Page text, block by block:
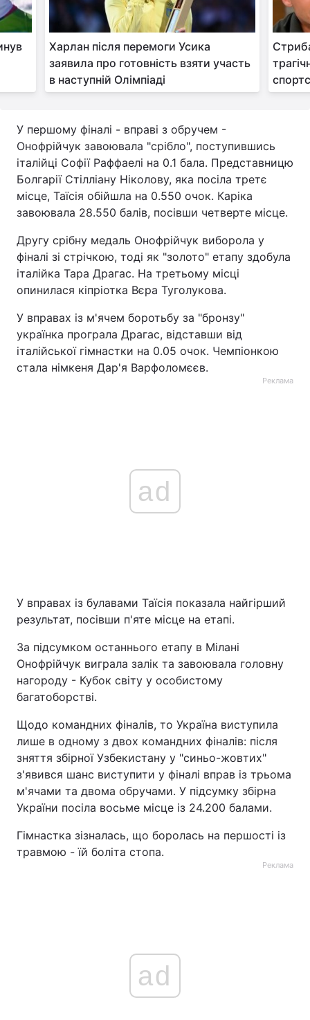
Харлан після перемоги Усика
заявила про готовність взяти участь
в наступній Олімпіаді
У першому фіналі - вправі з обручем -
Онофрійчук завоювала "срібло", поступившись
італійці Софії Раффаелі на 0.1 бала. Представницю
Болгарії Стілліану Ніколову, яка посіла третє
місце, Таїсія обійшла на 0.550 очок. Каріка
завоювала 28.550 балів, посівши четверте місце.
Другу срібну медаль Онофрійчук виборола у
фіналі зі стрічкою, тоді як "золото" етапу здобула
італійка Тара Драгас. На третьому місці
опинилася кіпріотка Вєра Туголукова.
У вправах із м'ячем боротьбу за "бронзу"
українка програла Драгас, відставши від
італійської гімнастки на 0.05 очок. Чемпіонкою
стала німкеня Дар'я Варфоломєєв.
Реклама
ad
У вправах із булавами Таїсія показала найгірший
результат, посівши п'яте місце на етапі.
За підсумком останнього етапу в Мілані
Онофрійчук виграла залік та завоювала головну
нагороду - Кубок світу у особистому
багатоборстві.
Щодо командних фіналів, то Україна виступила
лише в одному з двох командних фіналів: після
зняття збірної Узбекистану у "синьо-жовтих"
з'явився шанс виступити у фіналі вправ із трьома
м'ячами та двома обручами. У підсумку збірна
України посіла восьме місце із 24.200 балами.
Гімнастка зізналась, що боролась на першості із
травмою - їй боліта стопа.
Реклама
ad